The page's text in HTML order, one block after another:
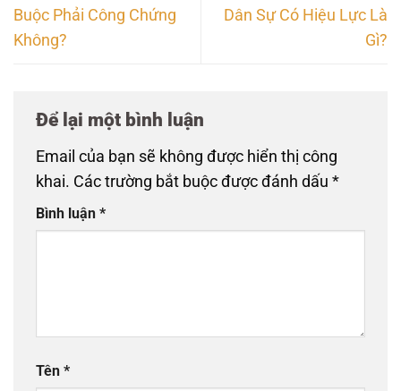
Buộc Phải Công Chứng
Không?
Dân Sự Có Hiệu Lực Là
Gì?
Để lại một bình luận
Email của bạn sẽ không được hiển thị công
khai. Các trường bắt buộc được đánh dấu *
Bình luận *
Tên *